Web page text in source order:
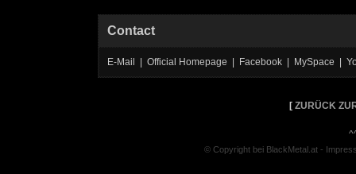
Contact
E-Mail | Official Homepage | Facebook | MySpace |
[ ZURÜCK
© Copyright bei BlackMetal.at -